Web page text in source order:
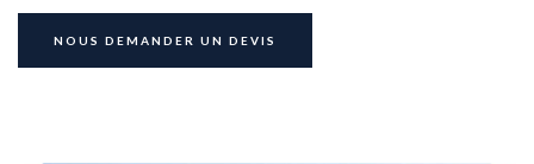
Dosage
NOUS DEMANDER UN DEVIS